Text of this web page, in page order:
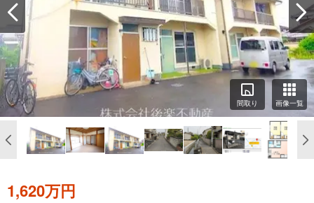
間取り 画像一覧
1,620万円